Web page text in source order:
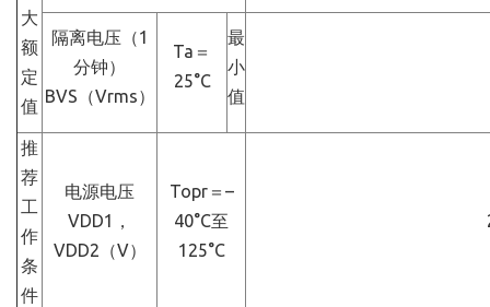
大
额
定
值
隔离电压（1
分钟）
BVS（Vrms）
Ta＝
25°C
最
小
值
推
荐
工
作
条
件
电源电压
VDD1，
VDD2（V）
Topr＝–
40°C至
125°C